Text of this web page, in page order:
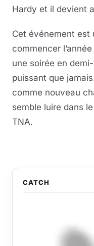
Hardy et il devient
Cet événement est
commencer
une soirée en
puissant que
comme nouveau
semble luire dans
TNA.
CATCH